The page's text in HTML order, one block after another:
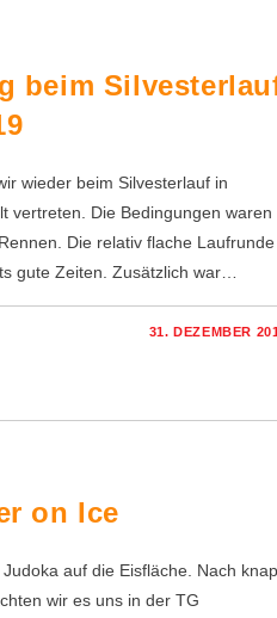
beim
wieder beim Silvesterlauf in
vertreten. Die Bedingungen waren
Die relativ flache Laufrunde
gute Zeiten. Zusätzlich war…
31. DEZEMBER
on Ice
auf die Eisfläche. Nach
wir es uns in der TG